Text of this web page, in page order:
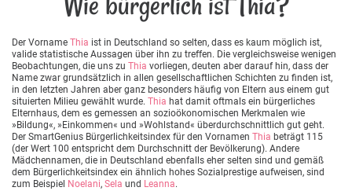
Der Vorname Thia ist in Deutschland so selten, dass es kaum möglich ist,
valide statistische Aussagen über ihn zu treffen. Die vergleichsweise wenigen
Beobachtungen, die uns zu Thia vorliegen, deuten aber darauf hin, dass der
Name zwar grundsätzlich in allen gesellschaftlichen Schichten zu finden ist,
in den letzten Jahren aber ganz besonders häufig von Eltern aus einem gut
situierten Milieu gewählt wurde. Thia hat damit oftmals ein bürgerliches
Elternhaus, dem es gemessen an sozioökonomischen Merkmalen wie
»Bildung«, »Einkommen« und »Wohlstand« überdurchschnittlich gut geht.
Der SmartGenius Bürgerlichkeitsindex für den Vornamen Thia beträgt 115
(der Wert 100 entspricht dem Durchschnitt der Bevölkerung). Andere
Mädchennamen, die in Deutschland ebenfalls eher selten sind und gemäß
dem Bürgerlichkeitsindex ein ähnlich hohes Sozialprestige aufweisen, sind
zum Beispiel Noelani, Sela und Leanna.